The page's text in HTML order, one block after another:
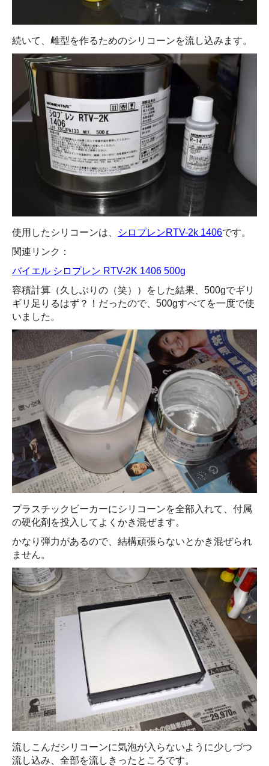
続いて、雌型を作るためのシリコーンを流し込みます。
使用したシリコーンは、 シロプレンRTV-2k 1406です。
関連リンク：
バイエル シロプレン RTV-2K 1406 500g
容積計算（久しぶりの（笑））をした結果、500gでギリ
ギリ足りるはず？！だったので、500gすべてを一度で使
いました。
プラスチックビーカーにシリコーンを全部入れて、付属
の硬化剤を投入してよくかき混ぜます。
かなり弾力があるので、結構頑張らないとかき混ぜられ
ません。
流しこんだシリコーンに気泡が入らないように少しづつ
流し込み、全部を流しきったところです。